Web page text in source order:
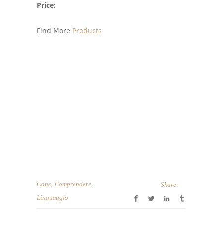
Price:
Find More Products
Cane, Comprendere,
Linguaggio
Share: